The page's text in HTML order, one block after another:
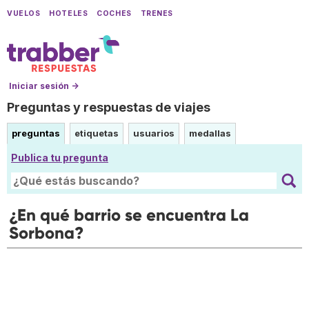
VUELOS HOTELES COCHES TRENES
Iniciar sesión →
Preguntas y respuestas de viajes
preguntas etiquetas usuarios medallas
Publica tu pregunta
¿En qué barrio se encuentra La
Sorbona?